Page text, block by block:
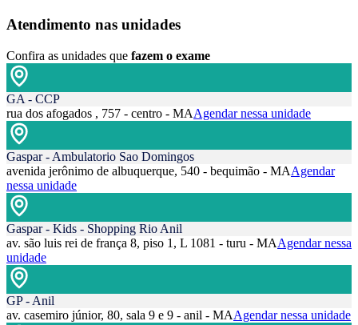
Atendimento nas unidades
Confira as unidades que fazem o exame
GA - CCP
rua dos afogados , 757 - centro - MAAgendar nessa unidade
Gaspar - Ambulatorio Sao Domingos
avenida jerônimo de albuquerque, 540 - bequimão - MAAgendar
nessa unidade
Gaspar - Kids - Shopping Rio Anil
av. são luis rei de frança 8, piso 1, L 1081 - turu - MAAgendar nessa
unidade
GP - Anil
av. casemiro júnior, 80, sala 9 e 9 - anil - MAAgendar nessa unidade